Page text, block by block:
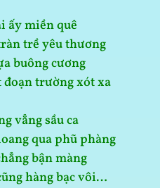
ấy miền quê
trề yêu thương
buông cương
đoạn trường xót xa
vẳng sầu ca
qua phũ phàng
bận màng
hàng bạc vôi…